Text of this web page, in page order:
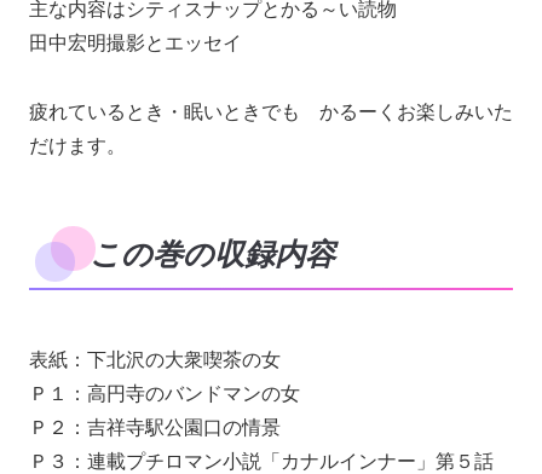
主な内容はシティスナップとかる～い読物
田中宏明撮影とエッセイ
疲れているとき・眠いときでも かるーくお楽しみいた
だけます。
この巻の収録内容
表紙：下北沢の大衆喫茶の女
Ｐ１：高円寺のバンドマンの女
Ｐ２：吉祥寺駅公園口の情景
Ｐ３：連載プチロマン小説「カナルインナー」第５話